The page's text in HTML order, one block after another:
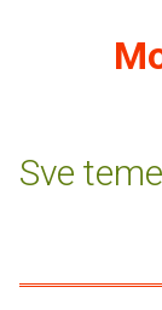
Sve teme